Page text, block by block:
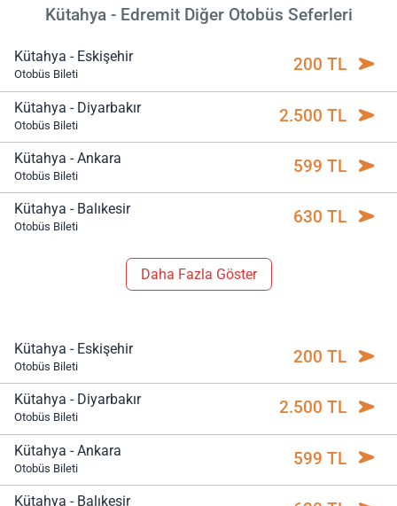
Kütahya - Edremit Diğer Otobüs Seferleri
Kütahya - Eskişehir
Otobüs Bileti 200 TL
Kütahya - Diyarbakır
Otobüs Bileti 2.500 TL
Kütahya - Ankara
Otobüs Bileti 599 TL
Kütahya - Balıkesir
Otobüs Bileti 630 TL
Daha Fazla Göster
Kütahya - Eskişehir
Otobüs Bileti 200 TL
Kütahya - Diyarbakır
Otobüs Bileti 2.500 TL
Kütahya - Ankara
Otobüs Bileti 599 TL
Kütahya - Balıkesir